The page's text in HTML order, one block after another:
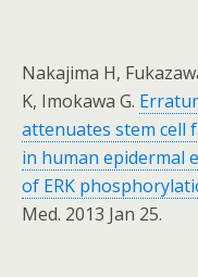
Nakajima H,
K, Imokawa G.
attenuates stem cell
in human epidermal
of ERK
Med. 2013 Jan 25.